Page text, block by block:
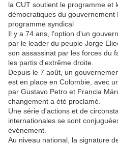
la CUT soutient le programme et
démocratiques du gouvernement
programme syndical
Il y a 74 ans, l'option d'un
par le leader du peuple Jorge
son assassinat par les forces du
les partis d'extrême droite.
Depuis le 7 août, un
est en place en Colombie, avec
par Gustavo Petro et Francia
changement a été proclamé.
Une série d'actions et de
internationales se sont
événement.
Au niveau national, la signature